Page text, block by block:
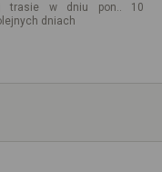
trasie w dniu pon.. 10
dniach